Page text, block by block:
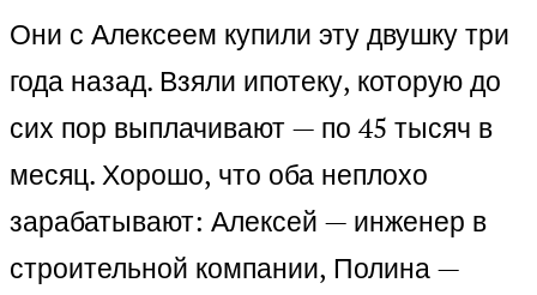
Они с Алексеем купили эту двушку три
года назад. Взяли ипотеку, которую до
сих пор выплачивают — по 45 тысяч в
месяц. Хорошо, что оба неплохо
зарабатывают: Алексей — инженер в
строительной компании, Полина —